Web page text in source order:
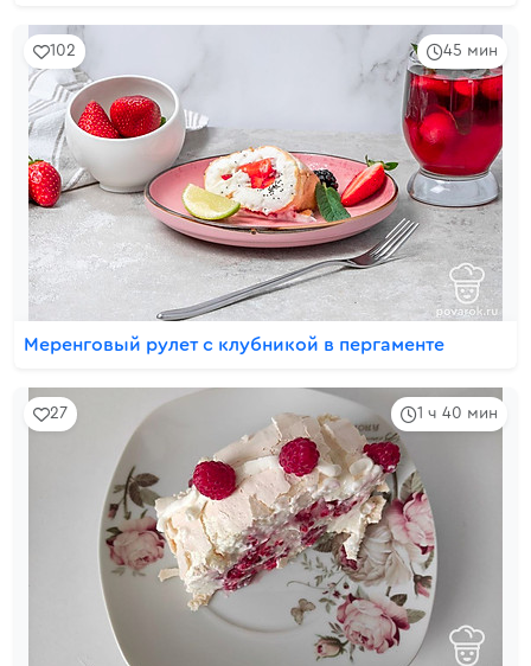
45 мин
102
Меренговый рулет с клубникой в пергаменте
1 ч 40 мин
27